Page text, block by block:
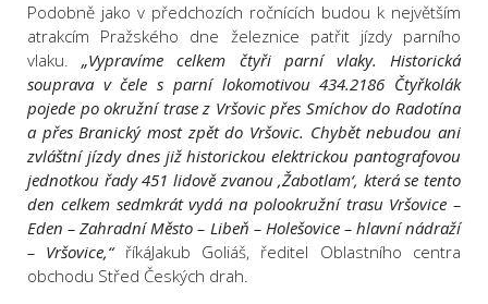
Podobně jako v předchozích ročnících budou k největším
atrakcím Pražského dne železnice patřit jízdy parního
vlaku.
„Vypravíme celkem čtyři parní vlaky. Historická
souprava v čele s parní lokomotivou 434.2186 Čtyřkolák
pojede po okružní trase z Vršovic přes Smíchov do Radotína
a přes Branický most zpět do Vršovic. Chybět nebudou ani
zvláštní jízdy dnes již historickou elektrickou pantografovou
jednotkou řady 451 lidově zvanou ‚Žabotlam‘, která se tento
den celkem sedmkrát vydá na polookružní trasu Vršovice –
Eden – Zahradní Město – Libeň – Holešovice – hlavní nádraží
– Vršovice,“ říkáJakub Goliáš, ředitel Oblastního centra
obchodu Střed Českých drah.